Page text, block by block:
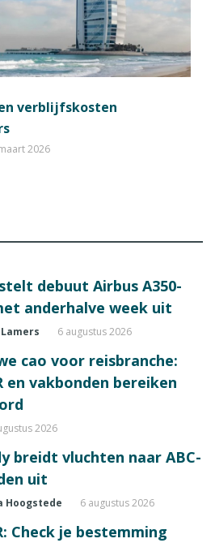
verblijfskosten
2026
debuut Airbus A350-
anderhalve week uit
6 augustus 2026
cao voor reisbranche:
en vakbonden bereiken
2026
breidt vluchten naar ABC-
uit
Hoogstede 6 augustus 2026
Check je bestemming